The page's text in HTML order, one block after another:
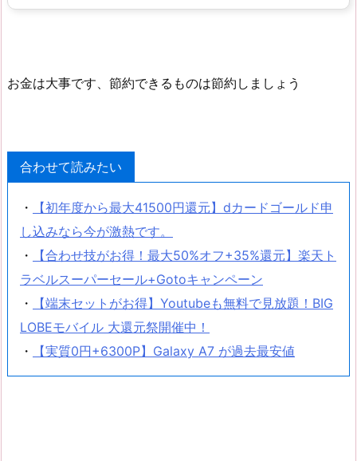
お金は大事です、節約できるものは節約しましょう
合わせて読みたい
・
【初年度から最大41500円還元】dカードゴールド申
し込みなら今が激熱です。
・
【合わせ技がお得！最大50%オフ+35%還元】楽天ト
ラベルスーパーセール+Gotoキャンペーン
・
【端末セットがお得】Youtubeも無料で見放題！BIG
LOBEモバイル 大還元祭開催中！
・
【実質0円+6300P】Galaxy A7 が過去最安値